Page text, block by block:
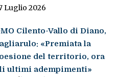
Luglio 2026
Cilento-Vallo di Diano,
«Premiata la
del territorio, ora
ultimi adempimenti»